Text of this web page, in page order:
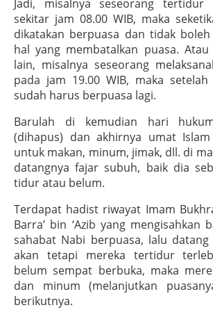
Jadi, misalnya seseorang
sekitar jam 08.00 WIB, maka
dikatakan berpuasa dan tidak
hal yang membatalkan puasa.
lain, misalnya seseorang
pada jam 19.00 WIB, maka setelah
sudah harus berpuasa lagi.
Barulah di kemudian hari
(dihapus) dan akhirnya umat
untuk makan, minum, jimak, dll. di
datangnya fajar subuh, baik dia
tidur atau belum.
Terdapat hadist riwayat Imam
Barra’ bin ‘Azib yang mengisahkan
sahabat Nabi berpuasa, lalu
akan tetapi mereka tertidur
belum sempat berbuka, maka
dan minum (melanjutkan
berikutnya.